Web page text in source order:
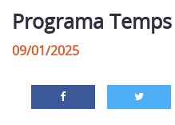
Programa
09/01/2025